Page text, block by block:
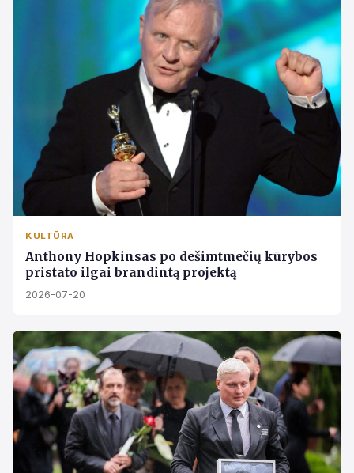
KULTŪRA
Anthony Hopkinsas po dešimtmečių kūrybos
pristato ilgai brandintą projektą
2026-07-20